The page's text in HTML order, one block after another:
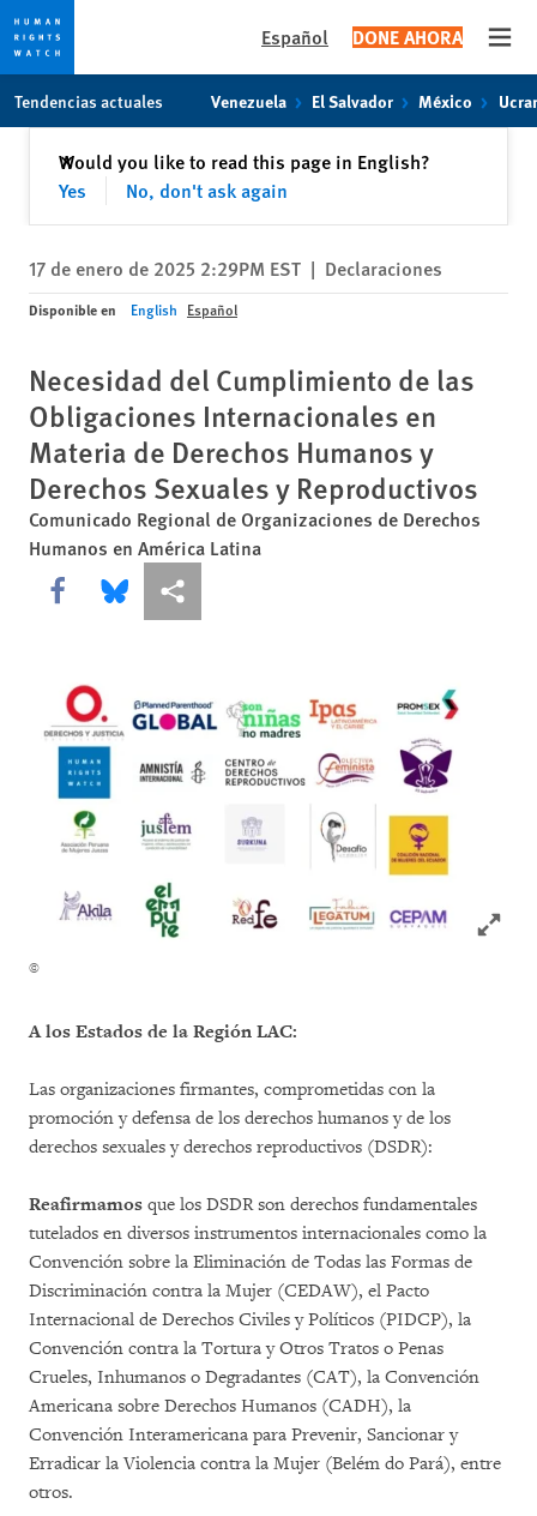
content
Español DONE AHORA
Tendencias actuales Venezuela El Salvador México
Would you like to read this page in English?
Yes
No, don't ask again
✕Cerrar
17 de enero de 2025 2:29PM EST | Declaraciones
Disponible en English Español
Necesidad del Cumplimiento de las
Obligaciones Internacionales en
Materia de Derechos Humanos y
Derechos Sexuales y Reproductivos
Comunicado Regional de Organizaciones de Derechos
Humanos en América Latina
Share this via Facebook
Share this via Bluesky
Share this via Compartir
Click
©
A los Estados de la Región LAC:
Las organizaciones firmantes, comprometidas con la
promoción y defensa de los derechos humanos y de los
derechos sexuales y derechos reproductivos (DSDR):
Reafirmamos que los DSDR son derechos fundamentales
tutelados en diversos instrumentos internacionales como la
Convención sobre la Eliminación de Todas las Formas de
Discriminación contra la Mujer (CEDAW), el Pacto
Internacional de Derechos Civiles y Políticos (PIDCP), la
Convención contra la Tortura y Otros Tratos o Penas
Crueles, Inhumanos o Degradantes (CAT), la Convención
Americana sobre Derechos Humanos (CADH), la
Convención Interamericana para Prevenir, Sancionar y
Erradicar la Violencia contra la Mujer (Belém do Pará), entre
otros.